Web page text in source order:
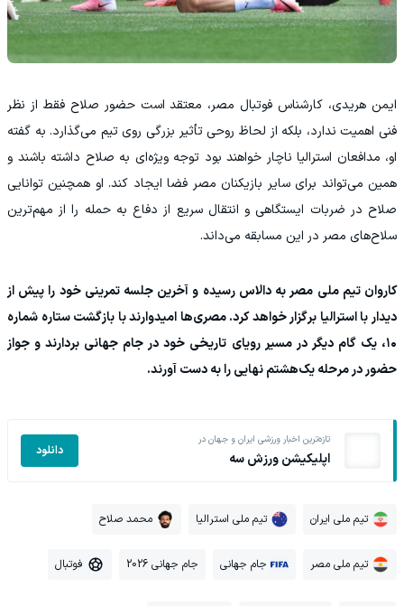
ایمن هریدی، کارشناس فوتبال مصر، معتقد است حضور صلاح فقط از نظر
فنی اهمیت ندارد، بلکه از لحاظ روحی تأثیر بزرگی روی تیم می‌گذارد. به گفته
او، مدافعان استرالیا ناچار خواهند بود توجه ویژه‌ای به صلاح داشته باشند و
همین می‌تواند برای سایر بازیکنان مصر فضا ایجاد کند. او همچنین توانایی
صلاح در ضربات ایستگاهی و انتقال سریع از دفاع به حمله را از مهم‌ترین
سلاح‌های مصر در این مسابقه می‌داند.
کاروان تیم ملی مصر به دالاس رسیده و آخرین جلسه تمرینی خود را پیش از
دیدار با استرالیا برگزار خواهد کرد. مصری‌ها امیدوارند با بازگشت ستاره شماره
۱۰، یک گام دیگر در مسیر رویای تاریخی خود در جام جهانی بردارند و جواز
حضور در مرحله یک‌هشتم نهایی را به دست آورند.
تازه‌ترین اخبار ورزشی ایران و جهان در
اپلیکیشن ورزش سه دانلود
تیم ملی ایران تیم ملی استرالیا محمد صلاح
تیم ملی مصر جام جهانی جام جهانی 2026 فوتبال